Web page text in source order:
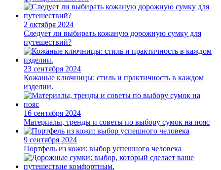
2 октября 2024
Следует ли выбирать кожаную дорожную сумку для
путешествий?
23 сентября 2024
Кожаные ключницы: стиль и практичность в каждом
изделии.
16 сентября 2024
Материалы, тренды и советы по выбору сумок на пояс
9 сентября 2024
Портфель из кожи: выбор успешного человека